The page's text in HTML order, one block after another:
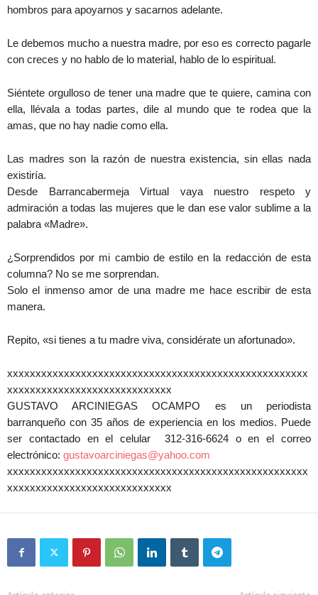
hombros para apoyarnos y sacarnos adelante.
Le debemos mucho a nuestra madre, por eso es correcto pagarle
con creces y no hablo de lo material, hablo de lo espiritual.
Siéntete orgulloso de tener una madre que te quiere, camina con
ella, llévala a todas partes, dile al mundo que te rodea que la
amas, que no hay nadie como ella.
Las madres son la razón de nuestra existencia, sin ellas nada
existiría.
Desde Barrancabermeja Virtual vaya nuestro respeto y
admiración a todas las mujeres que le dan ese valor sublime a la
palabra «Madre».
¿Sorprendidos por mi cambio de estilo en la redacción de esta
columna? No se me sorprendan.
Solo el inmenso amor de una madre me hace escribir de esta
manera.
Repito, «si tienes a tu madre viva, considérate un afortunado».
xxxxxxxxxxxxxxxxxxxxxxxxxxxxxxxxxxxxxxxxxxxxxxxxxxxxx
xxxxxxxxxxxxxxxxxxxxxxxxxxxxx
GUSTAVO ARCINIEGAS OCAMPO es un periodista
barranqueño con 35 años de experiencia en los medios. Puede
ser contactado en el celular 312-316-6624 o en el correo
electrónico: gustavoarciniegas@yahoo.com
xxxxxxxxxxxxxxxxxxxxxxxxxxxxxxxxxxxxxxxxxxxxxxxxxxxxx
xxxxxxxxxxxxxxxxxxxxxxxxxxxxx